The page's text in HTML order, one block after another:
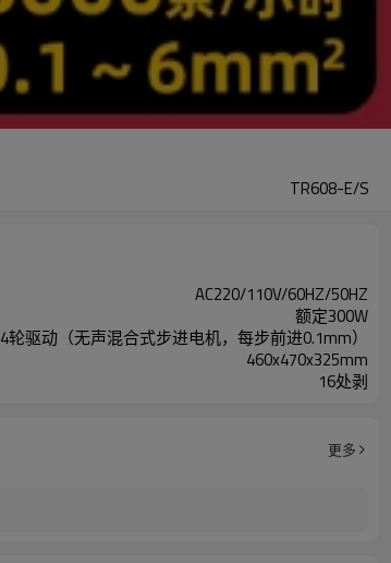
TR608-E/S
AC220/110V/60HZ/50HZ
额定300W
4轮驱动（无声混合式步进电机，每步前进0.1mm）
460x470x325mm
16处剥
更多